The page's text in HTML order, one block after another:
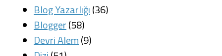
Blog Yazarlığı(36)
Blogger(58)
Devri Alem(9)